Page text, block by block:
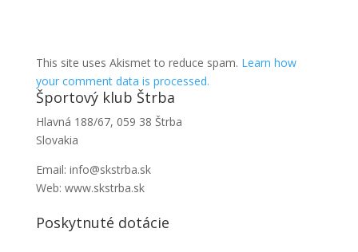
This site uses Akismet to reduce spam. Learn how
your comment data is processed.
Športový klub Štrba
Hlavná 188/67, 059 38 Štrba
Slovakia
Email: info@skstrba.sk
Web: www.skstrba.sk
Poskytnuté dotácie